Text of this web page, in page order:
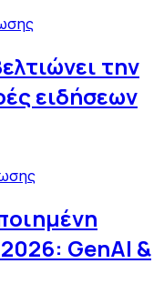
την
ειδήσεων
GenAI &